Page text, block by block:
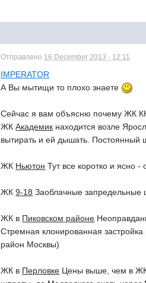
Отправлено 16 December 2013 - 12:11
IMPERATOR
А Вы мытищи то плохо знаете
Сейчас я вам объясню почему ЖК
ЖКАкадемик находится возле
вытирать и ей дышать. Постоянный
ЖК Ньютон Тут все коротко и ясно
ЖК9-18 Заоблачные запредельные
ЖК в Пиковском районе
Стремная клонированная
район Москвы)
ЖК в Перловке Цены выше, чем в ЖК